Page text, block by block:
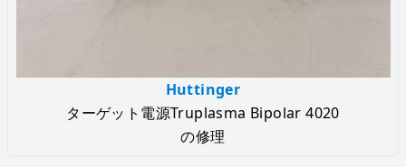
Huttinger
ターゲット電源Truplasma Bipolar 4020
の修理